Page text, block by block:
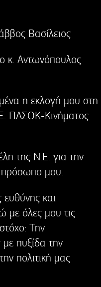
Βασίλειος
κ. Αντωνόπουλος
η εκλογή μου στη
ΠΑΣΟΚ-Κινήματος
της Ν.Ε. για την
πρόσωπο μου.
και
με όλες μου τις
Την
πυξίδα την
πολιτική μας